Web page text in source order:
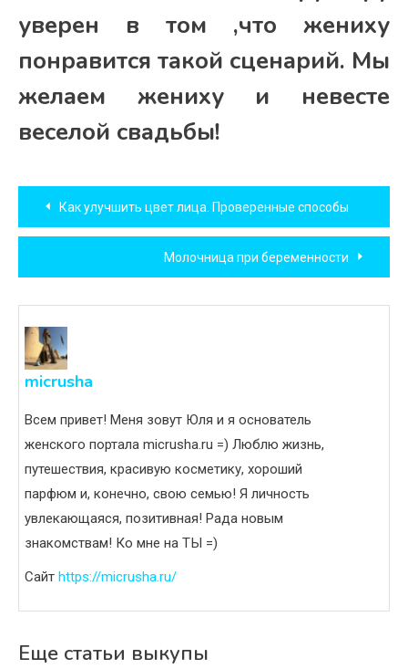
уверен в том ,что жениху
понравится такой сценарий. Мы
желаем жениху и невесте
веселой свадьбы!
Навигация
по
записям
Как улучшить цвет лица. Проверенные способы
Молочница при беременности
micrusha
Всем привет! Меня зовут Юля и я основатель
женского портала micrusha.ru =) Люблю жизнь,
путешествия, красивую косметику, хороший
парфюм и, конечно, свою семью! Я личность
увлекающаяся, позитивная! Рада новым
знакомствам! Ко мне на ТЫ =)
Сайт https://micrusha.ru/
Еще статьи выкупы